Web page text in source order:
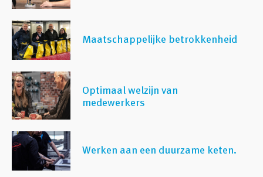
Maatschappelijke betrokkenheid
Optimaal welzijn van
medewerkers
Werken aan een duurzame keten.